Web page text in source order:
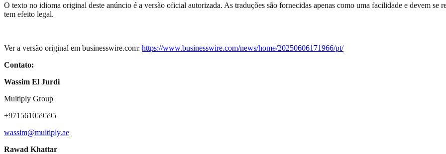
O texto no idioma original deste anúncio é a versão oficial autorizada. As traduções são fornecidas apenas como uma facilidade e devem
tem efeito legal.
Ver a versão original em businesswire.com: https://www.businesswire.com/news/home/20250606171966/pt/
Contato:
Wassim El Jurdi
Multiply Group
+971561059595
wassim@multiply.ae
Rawad Khattar